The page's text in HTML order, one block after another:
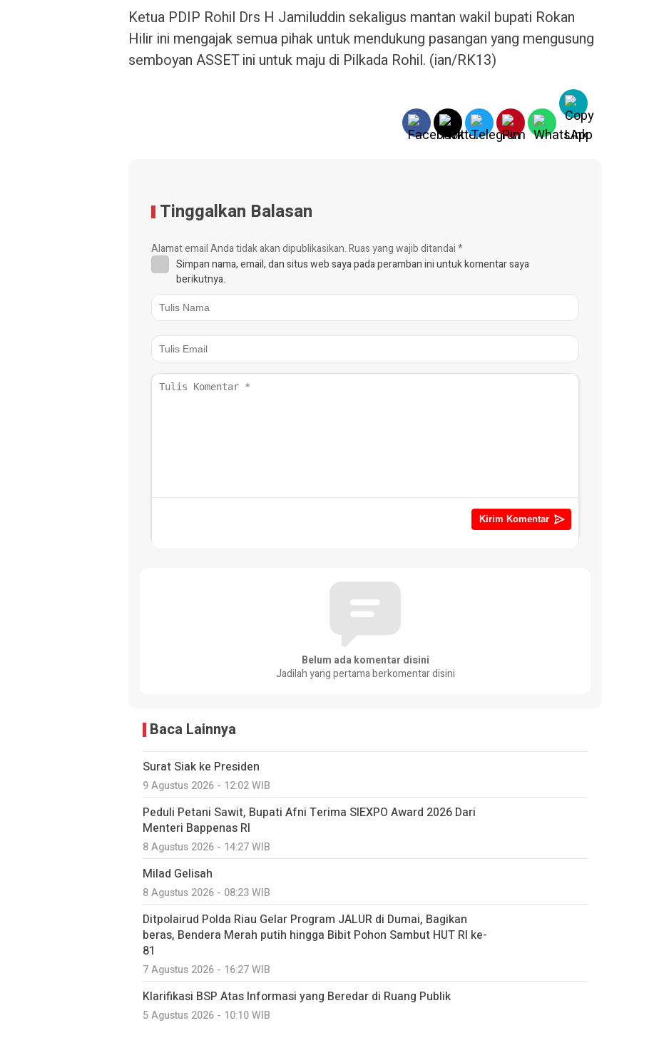
Ketua PDIP Rohil Drs H Jamiluddin sekaligus mantan wakil bupati Rokan
Hilir ini mengajak semua pihak untuk mendukung pasangan yang mengusung
semboyan ASSET ini untuk maju di Pilkada Rohil. (ian/RK13)
Tinggalkan Balasan
Alamat email Anda tidak akan dipublikasikan.Ruas yang wajib ditandai*
Simpan nama, email, dan situs web saya pada peramban ini untuk komentar saya
berikutnya.
Belum ada komentar disini
Jadilah yang pertama berkomentar disini
Baca Lainnya
Surat Siak ke Presiden
9 Agustus 2026 - 12:02 WIB
Peduli Petani Sawit, Bupati Afni Terima SIEXPO Award 2026 Dari
Menteri Bappenas RI
8 Agustus 2026 - 14:27 WIB
Milad Gelisah
8 Agustus 2026 - 08:23 WIB
Ditpolairud Polda Riau Gelar Program JALUR di Dumai, Bagikan
beras, Bendera Merah putih hingga Bibit Pohon Sambut HUT RI ke-
81
7 Agustus 2026 - 16:27 WIB
Klarifikasi BSP Atas Informasi yang Beredar di Ruang Publik
5 Agustus 2026 - 10:10 WIB